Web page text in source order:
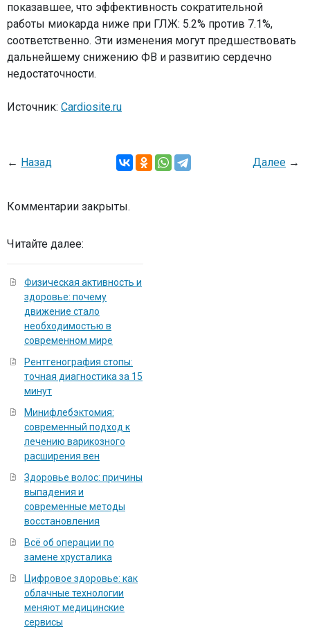
показавшее, что эффективность сократительной
работы миокарда ниже при ГЛЖ: 5.2% против 7.1%,
соответственно. Эти изменения могут предшествовать
дальнейшему снижению ФВ и развитию сердечно
недостаточности.
Источник: Cardiosite.ru
← Назад Далее →
Комментарии закрыты.
Читайте далее:
Физическая активность и
здоровье: почему
движение стало
необходимостью в
современном мире
Рентгенография стопы:
точная диагностика за 15
минут
Минифлебэктомия:
современный подход к
лечению варикозного
расширения вен
Здоровье волос: причины
выпадения и
современные методы
восстановления
Всё об операции по
замене хрусталика
Цифровое здоровье: как
облачные технологии
меняют медицинские
сервисы